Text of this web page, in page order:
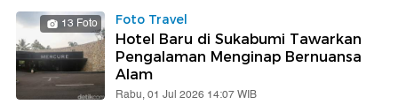
13 Foto Foto Travel
Hotel Baru di Sukabumi Tawarkan
Pengalaman Menginap Bernuansa
Alam
Rabu, 01 Jul 2026 14:07 WIB